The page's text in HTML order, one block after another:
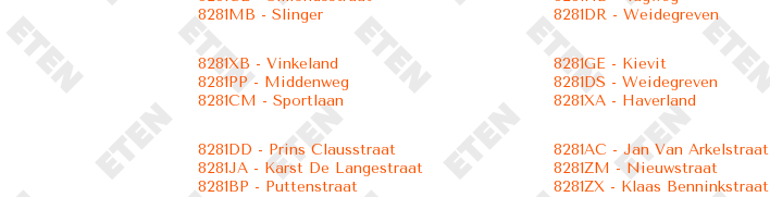
8281MB - Slinger
8281DR - Weidegreven
8281XB - Vinkeland
8281PP - Middenweg
8281CM - Sportlaan
8281GE - Kievit
8281DS - Weidegreven
8281XA - Haverland
8281DD - Prins Clausstraat
8281JA - Karst De Langestraat
8281BP - Puttenstraat
8281AC - Jan Van Arkelstraat
8281ZM - Nieuwstraat
8281ZX - Klaas Benninkstraat